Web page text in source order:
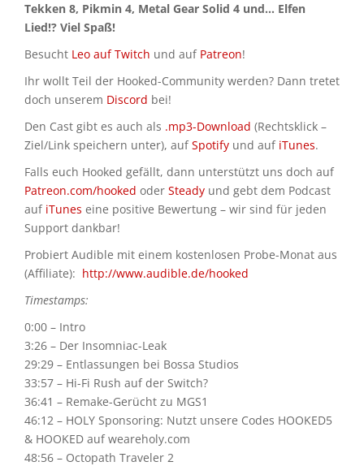
Tekken 8, Pikmin 4, Metal Gear Solid 4 und… Elfen
Lied!? Viel Spaß!
Besucht Leo auf Twitch und auf Patreon!
Ihr wollt Teil der Hooked-Community werden? Dann tretet
doch unserem Discord bei!
Den Cast gibt es auch als .mp3-Download (Rechtsklick –
Ziel/Link speichern unter), aufSpotify und auf iTunes.
Falls euch Hooked gefällt, dann unterstützt uns doch auf
Patreon.com/hooked oder Steady und gebt dem Podcast
auf iTunes eine positive Bewertung – wir sind für jeden
Support dankbar!
Probiert Audible mit einem kostenlosen Probe-Monat aus
(Affiliate): http://www.audible.de/hooked
Timestamps:
0:00 – Intro
3:26 – Der Insomniac-Leak
29:29 – Entlassungen bei Bossa Studios
33:57 – Hi-Fi Rush auf der Switch?
36:41 – Remake-Gerücht zu MGS1
46:12 – HOLY Sponsoring: Nutzt unsere Codes HOOKED5
& HOOKED auf weareholy.com
48:56 – Octopath Traveler 2